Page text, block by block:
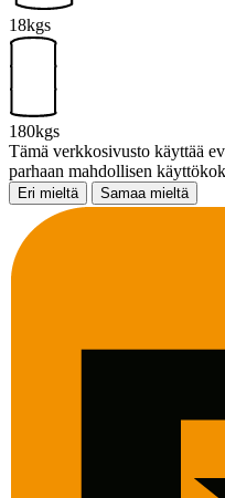
18kgs
180kgs
Tämä verkkosivusto käyttää
parhaan mahdollisen
Eri mieltä Samaa mieltä